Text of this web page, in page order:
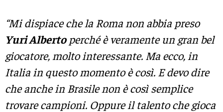
“Mi dispiace che la Roma non abbia preso
Yuri Albertoperché è veramente un gran bel
giocatore, molto interessante. Ma ecco, in
Italia in questo momento è così. E devo dire
che anche in Brasile non è così semplice
trovare campioni. Oppure il talento che gioca